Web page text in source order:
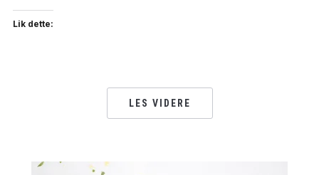
Lik dette:
LES VIDERE